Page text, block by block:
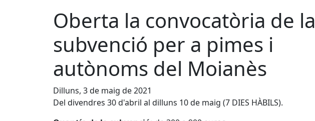
Oberta la convocatòria de la
subvenció per a pimes i
autònoms del Moianès
Dilluns, 3 de maig de 2021
Del divendres 30 d'abril al dilluns 10 de maig (7 DIES HÀBILS).